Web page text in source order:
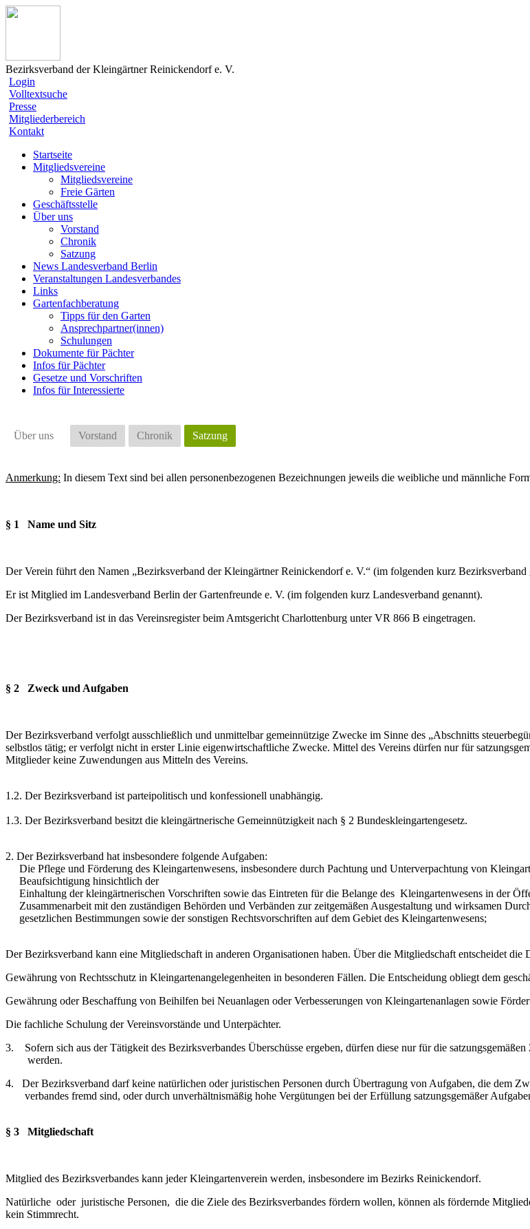
Bezirksverband der Kleingärtner Reinickendorf e. V.
Login
Volltextsuche
Presse
Mitgliederbereich
Kontakt
Startseite
Mitgliedsvereine
Mitgliedsvereine
Freie Gärten
Geschäftsstelle
Über uns
Vorstand
Chronik
Satzung
News Landesverband Berlin
Veranstaltungen Landesverbandes
Links
Gartenfachberatung
Tipps für den Garten
Ansprechpartner(innen)
Schulungen
Dokumente für Pächter
Infos für Pächter
Gesetze und Vorschriften
Infos für Interessierte
Über uns Vorstand Chronik Satzung
Anmerkung: In diesem Text sind bei allen personenbezogenen Bezeichnungen jeweils die weibliche und männliche
§ 1 Name und Sitz
Der Verein führt den Namen „Bezirksverband der Kleingärtner Reinickendorf e. V.“ (im folgenden kurz
Er ist Mitglied im Landesverband Berlin der Gartenfreunde e. V. (im folgenden kurz Landesverband genannt).
Der Bezirksverband ist in das Vereinsregister beim Amtsgericht Charlottenburg unter VR 866 B eingetragen.
§ 2 Zweck und Aufgaben
Der Bezirksverband verfolgt ausschließlich und unmittelbar gemeinnützige Zwecke im Sinne des „Abschnitts
selbstlos tätig; er verfolgt nicht in erster Linie eigenwirtschaftliche Zwecke. Mittel des Vereins dürfen nur für
Mitglieder keine Zuwendungen aus Mitteln des Vereins.
1.2. Der Bezirksverband ist parteipolitisch und konfessionell unabhängig.
1.3. Der Bezirksverband besitzt die kleingärtnerische Gemeinnützigkeit nach § 2 Bundeskleingartengesetz.
2. Der Bezirksverband hat insbesondere folgende Aufgaben:
Die Pflege und Förderung des Kleingartenwesens, insbesondere durch Pachtung und Unterverpachtung von
Beaufsichtigung hinsichtlich der
Einhaltung der kleingärtnerischen Vorschriften sowie das Eintreten für die Belange des Kleingartenwesens in der
Zusammenarbeit mit den zuständigen Behörden und Verbänden zur zeitgemäßen Ausgestaltung und wirksamen
gesetzlichen Bestimmungen sowie der sonstigen Rechtsvorschriften auf dem Gebiet des Kleingartenwesens;
Der Bezirksverband kann eine Mitgliedschaft in anderen Organisationen haben. Über die Mitgliedschaft entscheidet die
Gewährung von Rechtsschutz in Kleingartenangelegenheiten in besonderen Fällen. Die Entscheidung obliegt dem
Gewährung oder Beschaffung von Beihilfen bei Neuanlagen oder Verbesserungen von Kleingartenanlagen sowie
Die fachliche Schulung der Vereinsvorstände und Unterpächter.
3. Sofern sich aus der Tätigkeit des Bezirksverbandes Überschüsse ergeben, dürfen diese nur für die
werden.
4. Der Bezirksverband darf keine natürlichen oder juristischen Personen durch Übertragung von Aufgaben, die dem
verbandes fremd sind, oder durch unverhältnismäßig hohe Vergütungen bei der Erfüllung satzungsgemäßer
§ 3 Mitgliedschaft
Mitglied des Bezirksverbandes kann jeder Kleingartenverein werden, insbesondere im Bezirks Reinickendorf.
Natürliche oder juristische Personen, die die Ziele des Bezirksverbandes fördern wollen, können als fördernde
kein Stimmrecht.